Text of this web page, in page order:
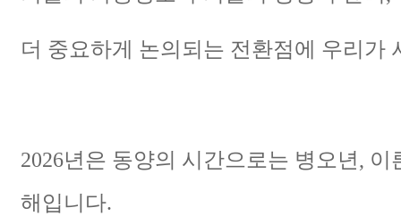
더 중요하게 논의되는 전환점에 우리가
2026년은 동양의 시간으로는 병오년, 이
해입니다.